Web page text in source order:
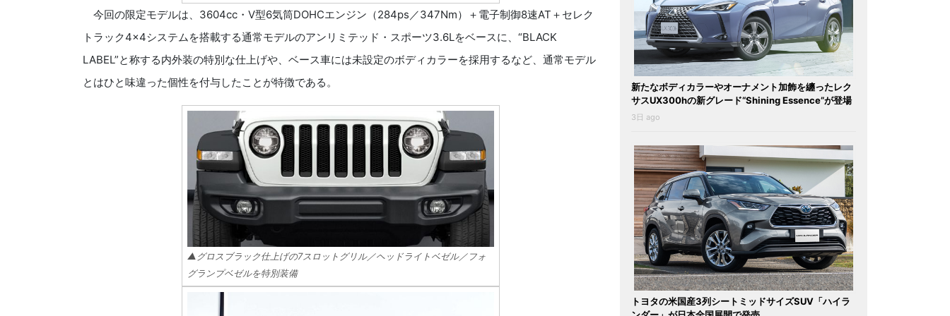
今回の限定モデルは、3604cc・V型6気筒DOHCエンジン（284ps／347Nm）＋電子制御8速AT＋セレク
トラック4×4システムを搭載する通常モデルのアンリミテッド・スポーツ3.6Lをベースに、“BLACK
LABEL”と称する内外装の特別な仕上げや、ベース車には未設定のボディカラーを採用するなど、通常モデル
とはひと味違った個性を付与したことが特徴である。
▲グロスブラック仕上げの7スロットグリル／ヘッドライトベゼル／フォ
グランプベゼルを特別装備
新たなボディカラーやオーナメント加飾を纏ったレク
サスUX300hの新グレード“Shining Essence”が登場
3日 ago
トヨタの米国産3列シートミッドサイズSUV「ハイラ